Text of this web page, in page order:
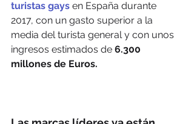
turistas gays en España durante
2017, con un gasto superior a la
media del turista general y con unos
ingresos estimados de 6.300
millones de Euros.